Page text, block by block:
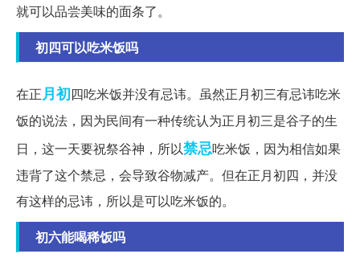
就可以品尝美味的面条了。
初四可以吃米饭吗
在正月初四吃米饭并没有忌讳。虽然正月初三有忌讳吃米
饭的说法，因为民间有一种传统认为正月初三是谷子的生
日，这一天要祝祭谷神，所以禁忌吃米饭，因为相信如果
违背了这个禁忌，会导致谷物减产。但在正月初四，并没
有这样的忌讳，所以是可以吃米饭的。
初六能喝稀饭吗